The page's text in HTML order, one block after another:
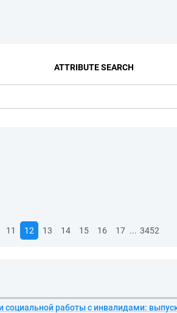
ATTRIBUTE SEARCH
11 12 13 14 15 16 17 ... 3452
социальной работы с инвалидами: